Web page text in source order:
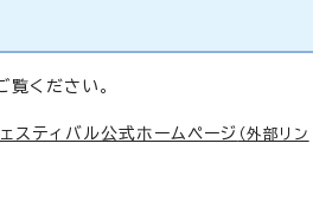
覧ください。
スティバル公式ホームページ （外部リン